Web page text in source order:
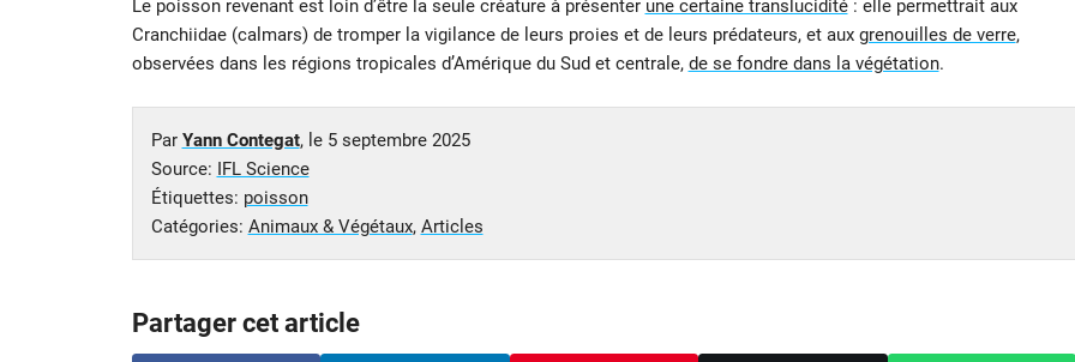
Le poisson revenant est loin d’être la seule créature à présenter une certaine translucidité: elle permettrait aux
Cranchiidae (calmars) de tromper la vigilance de leurs proies et de leurs prédateurs, et aux grenouilles de verre,
observées dans les régions tropicales d’Amérique du Sud et centrale, de se fondre dans la végétation.
Par Yann Contegat, le 5 septembre 2025
Source:
IFL Science
Étiquettes: poisson
Catégories: Animaux & Végétaux, Articles
Partager cet article